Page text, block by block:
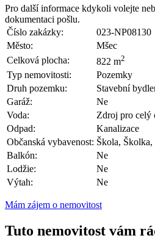
Pro další informace kdykoli volejte
dokumentaci pošlu.
Číslo zakázky:
023-NP08130
Město:
Mšec
Celková plocha:
822 m2
Typ nemovitosti:
Pozemky
Druh pozemku:
Stavební
Garáž:
Ne
Voda:
Zdroj pro celý
Odpad:
Kanalizace
Občanská vybavenost: Škola, Školka,
Balkón:
Ne
Lodžie:
Ne
Výtah:
Ne
Mám zájem o nemovitost
Tuto nemovitost vám